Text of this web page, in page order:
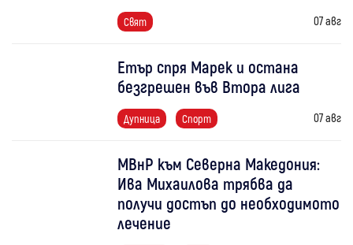
Свят 07 авг
Етър спря Марек и остана
безгрешен във Втора лига
Дупница Спорт 07 авг
МВнР към Северна Македония:
Ива Михаилова трябва да
получи достъп до необходимото
лечение